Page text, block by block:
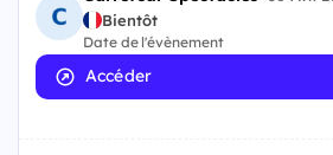
Bientôt
Date de l'évènement
Accéder